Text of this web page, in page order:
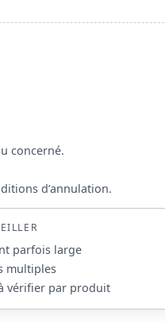
concerné.
d’annulation.
parfois large
multiples
vérifier par produit